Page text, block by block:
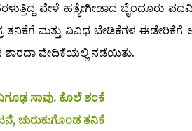
ವೇಳೆ ಹತ್ಯೇಗೀಡಾದ ಬೈಂದೂರು
ತನಿಕೆಗೆ ಮತ್ತು ವಿವಿಧ ಬೇಡಿಕೆಗಳ ಈಡೇರಿಕೆಗೆ
ಶಾರದಾ ವೇದಿಕೆಯಲ್ಲಿ ನಡೆಯಿತು.
ಸಾವು. ಕೊಲೆ ಶಂಕೆ
ಚುರುಕುಗೊಂಡ ತನಿಕೆ